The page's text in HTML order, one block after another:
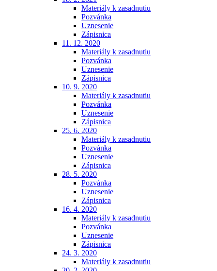
Materiály k zasadnutiu
Pozvánka
Uznesenie
Zápisnica
11. 12. 2020
Materiály k zasadnutiu
Pozvánka
Uznesenie
Zápisnica
10. 9. 2020
Materiály k zasadnutiu
Pozvánka
Uznesenie
Zápisnica
25. 6. 2020
Materiály k zasadnutiu
Pozvánka
Uznesenie
Zápisnica
28. 5. 2020
Pozvánka
Uznesenie
Zápisnica
16. 4. 2020
Materiály k zasadnutiu
Pozvánka
Uznesenie
Zápisnica
24. 3. 2020
Materiály k zasadnutiu